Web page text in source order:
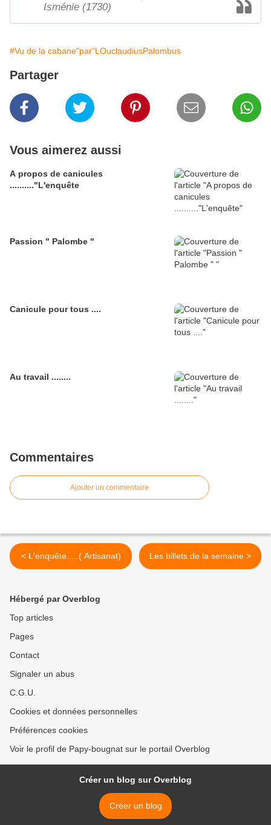
Isménie (1730)
#Vu de la cabane"par"LOuclaudiusPalombus
Partager
Vous aimerez aussi
A propos de canicules
.........."L'enquête
Passion " Palombe "
Canicule pour tous ....
Au travail ........
Commentaires
Ajouter un commentaire
< L'enquête.....( Artisanat) Les billets de la semaine >
Hébergé par Overblog
Top articles
Pages
Contact
Signaler un abus
C.G.U.
Cookies et données personnelles
Préférences cookies
Voir le profil de Papy-bougnat sur le portail Overblog
Créer un blog sur Overblog
Créer un blog